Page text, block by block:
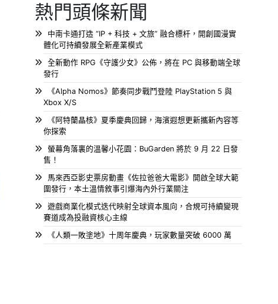
熱門頭條新聞
中南卡通打造 “IP + 科技 + 文旅” 融合標杆，開創國漫實
體化可持續發展全新產業模式
全新動作 RPG《守護少女》公佈，將在 PC 與移動端全球
發行
《Alpha Nomos》節奏同步戰鬥登陸 PlayStation 5 與
Xbox X/S
《阿特蘭晶核》夏季慶典回歸，海濱遐想更新攜新內容等
你探索
螢幕角落裏的溫馨小花園：BuGarden 將於 9 月 22 日發
售！
馬來西亞影史票房動畫《佐拉爸爸大電影》開啟全球大範
圍發行，本土溫情敘事引爆海內外行業關注
遊戲商業化模式迭代映射全球資本風向，合規可持續變現
賽道成為投融資核心主線
《人類一敗塗地》十周年慶典，玩家數量突破 6000 萬